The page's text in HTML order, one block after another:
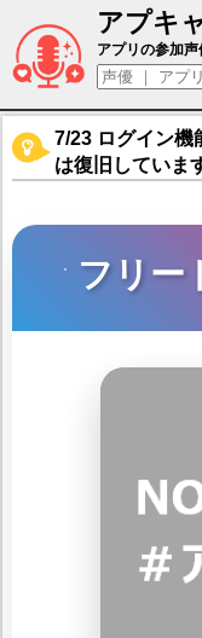
アプキ
フリード
アプリの参加
7/23 ログイン機
は復旧していま
フリー